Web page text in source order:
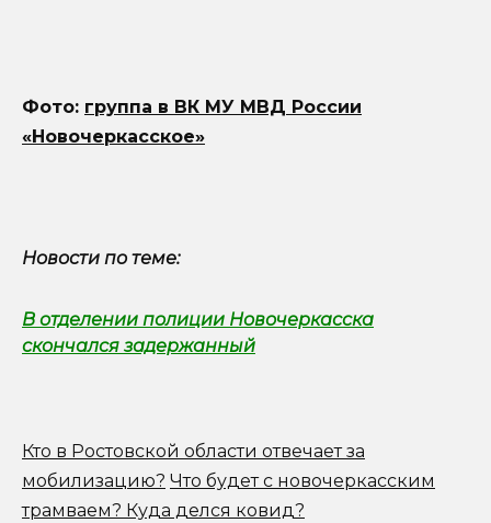
Фото: группа в ВК МУ МВД России
«Новочеркасское»
Новости по теме:
В отделении полиции Новочеркасска
скончался задержанный
Кто в Ростовской области отвечает за
мобилизацию? Что будет с новочеркасским
трамваем? Куда делся ковид?